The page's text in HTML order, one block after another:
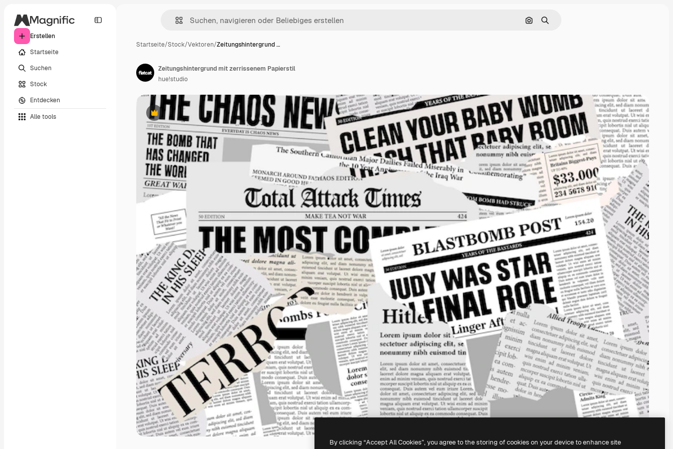
Erstellen
Startseite
Suchen
Stock
Entdecken
Alle tools
Nach Bild suchen
Suchen
Startseite/Stock/Vektoren/Zeitungshintergrund …
Premium
Zeitungshintergrund mit zerrissenem Papierstil
hue!studio
By clicking “Accept All Cookies”, you agree to the storing of cookies on your device to enhance site